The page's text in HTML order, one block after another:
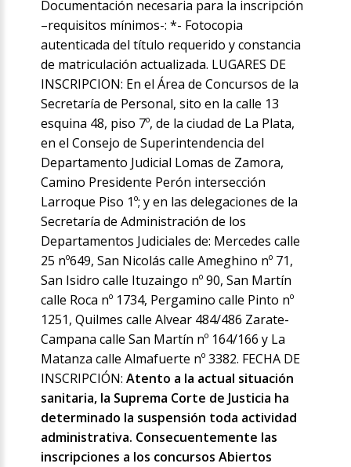
Documentación necesaria para la inscripción
–requisitos mínimos-: *- Fotocopia
autenticada del título requerido y constancia
de matriculación actualizada. LUGARES DE
INSCRIPCION: En el Área de Concursos de la
Secretaría de Personal, sito en la calle 13
esquina 48, piso 7º, de la ciudad de La Plata,
en el Consejo de Superintendencia del
Departamento Judicial Lomas de Zamora,
Camino Presidente Perón intersección
Larroque Piso 1º; y en las delegaciones de la
Secretaría de Administración de los
Departamentos Judiciales de: Mercedes calle
25 nº649, San Nicolás calle Ameghino nº 71,
San Isidro calle Ituzaingo nº 90, San Martín
calle Roca nº 1734, Pergamino calle Pinto nº
1251, Quilmes calle Alvear 484/486 Zarate-
Campana calle San Martín nº 164/166 y La
Matanza calle Almafuerte nº 3382. FECHA DE
INSCRIPCIÓN:Atento a la actual situación
sanitaria, la Suprema Corte de Justicia ha
determinado la suspensión toda actividad
administrativa. Consecuentemente las
inscripciones a los concursos Abiertos